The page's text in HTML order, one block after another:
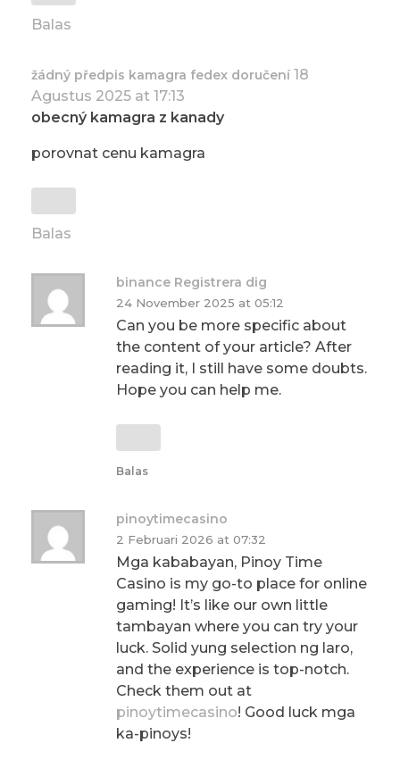
Balas
žádný předpis kamagra fedex doručení 18
Agustus 2025 at 17:13
obecný kamagra z kanady
porovnat cenu kamagra
Balas
binance Registrera dig
24 November 2025 at 05:12
Can you be more specific about
the content of your article? After
reading it, I still have some doubts.
Hope you can help me.
Balas
pinoytimecasino
2 Februari 2026 at 07:32
Mga kababayan, Pinoy Time
Casino is my go-to place for online
gaming! It’s like our own little
tambayan where you can try your
luck. Solid yung selection ng laro,
and the experience is top-notch.
Check them out at
pinoytimecasino! Good luck mga
ka-pinoys!